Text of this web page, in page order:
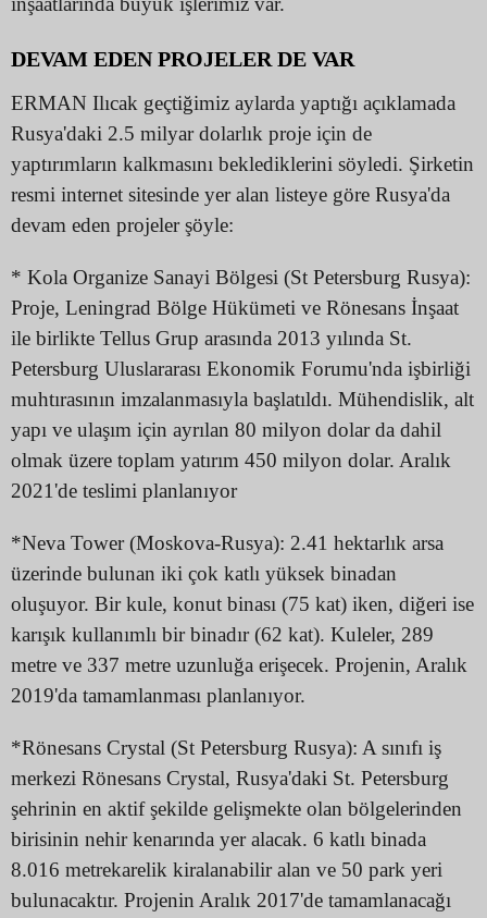
DEVAM EDEN PROJELER DE VAR
ERMAN Ilıcak geçtiğimiz aylarda yaptığı açıklamada
Rusya'daki 2.5 milyar dolarlık proje için de
yaptırımların kalkmasını beklediklerini söyledi. Şirketin
resmi internet sitesinde yer alan listeye göre Rusya'da
devam eden projeler şöyle:
* Kola Organize Sanayi Bölgesi (St Petersburg Rusya):
Proje, Leningrad Bölge Hükümeti ve Rönesans İnşaat
ile birlikte Tellus Grup arasında 2013 yılında St.
Petersburg Uluslararası Ekonomik Forumu'nda işbirliği
muhtırasının imzalanmasıyla başlatıldı. Mühendislik, alt
yapı ve ulaşım için ayrılan 80 milyon dolar da dahil
olmak üzere toplam yatırım 450 milyon dolar. Aralık
2021'de teslimi planlanıyor
*Neva Tower (Moskova-Rusya): 2.41 hektarlık arsa
üzerinde bulunan iki çok katlı yüksek binadan
oluşuyor. Bir kule, konut binası (75 kat) iken, diğeri ise
karışık kullanımlı bir binadır (62 kat). Kuleler, 289
metre ve 337 metre uzunluğa erişecek. Projenin, Aralık
2019'da tamamlanması planlanıyor.
*Rönesans Crystal (St Petersburg Rusya): A sınıfı iş
merkezi Rönesans Crystal, Rusya'daki St. Petersburg
şehrinin en aktif şekilde gelişmekte olan bölgelerinden
birisinin nehir kenarında yer alacak. 6 katlı binada
8.016 metrekarelik kiralanabilir alan ve 50 park yeri
bulunacaktır. Projenin Aralık 2017'de tamamlanacağı